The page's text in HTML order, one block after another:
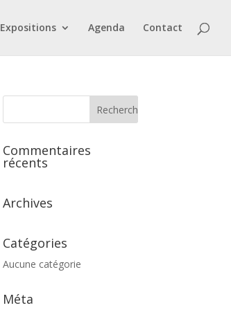
Expositions Agenda Contact
Commentaires
récents
Archives
Catégories
Aucune catégorie
Méta